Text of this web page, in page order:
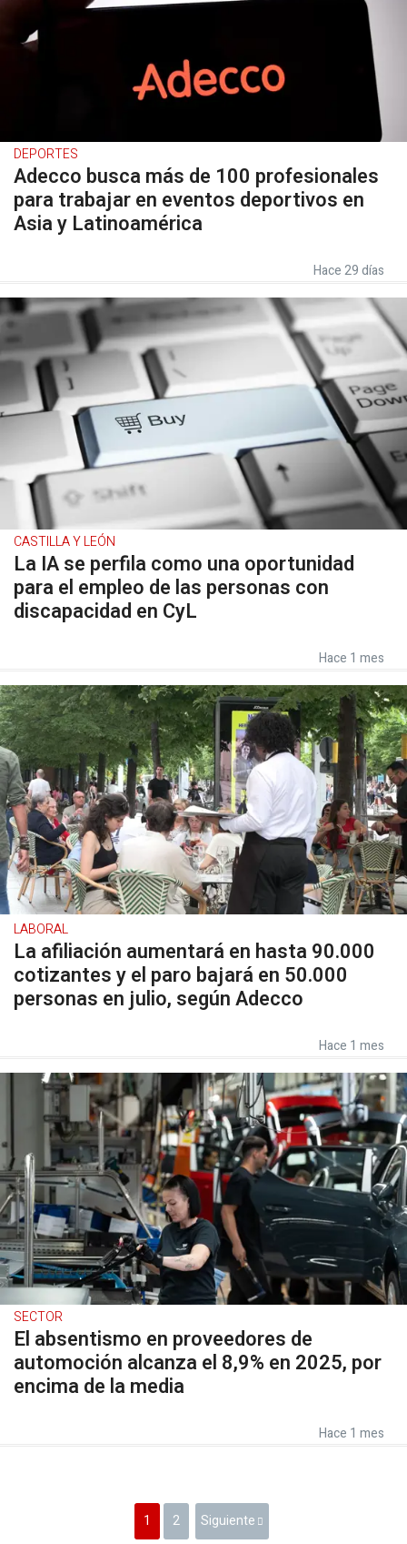
DEPORTES
Adecco busca más de 100 profesionales
para trabajar en eventos deportivos en
Asia y Latinoamérica
Hace 29 días
CASTILLA Y LEÓN
La IA se perfila como una oportunidad
para el empleo de las personas con
discapacidad en CyL
Hace 1 mes
LABORAL
La afiliación aumentará en hasta 90.000
cotizantes y el paro bajará en 50.000
personas en julio, según Adecco
Hace 1 mes
SECTOR
El absentismo en proveedores de
automoción alcanza el 8,9% en 2025, por
encima de la media
Hace 1 mes
1 2 Siguiente